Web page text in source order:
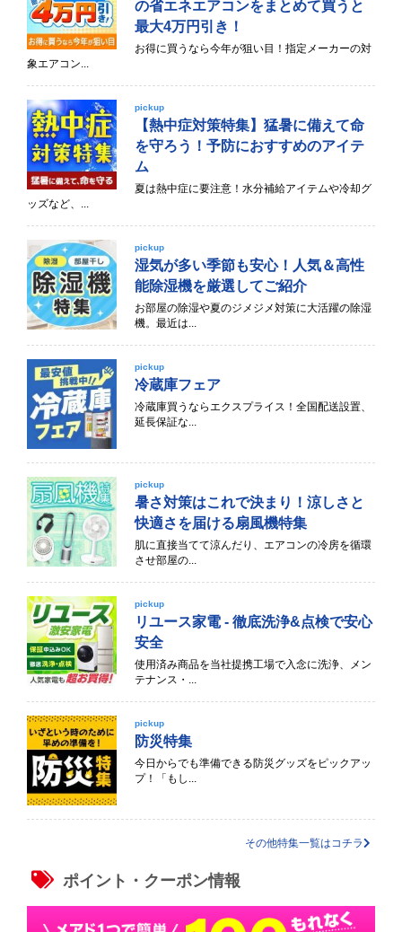
の省エネエアコンをまとめて買うと
最大4万円引き！
お得に買うなら今年が狙い目！指定メーカーの対
象エアコン...
pickup
【熱中症対策特集】猛暑に備えて命
を守ろう！予防におすすめのアイテ
ム
夏は熱中症に要注意！水分補給アイテムや冷却グ
ッズなど、...
pickup
湿気が多い季節も安心！人気＆高性
能除湿機を厳選してご紹介
お部屋の除湿や夏のジメジメ対策に大活躍の除湿
機。最近は...
pickup
冷蔵庫フェア
冷蔵庫買うならエクスプライス！全国配送設置、
延長保証な...
pickup
暑さ対策はこれで決まり！涼しさと
快適さを届ける扇風機特集
肌に直接当てて涼んだり、エアコンの冷房を循環
させ部屋の...
pickup
リユース家電 - 徹底洗浄&点検で安心
安全
使用済み商品を当社提携工場で入念に洗浄、メン
テナンス・...
pickup
防災特集
今日からでも準備できる防災グッズをピックアッ
プ！「もし...
その他特集一覧はコチラ
ポイント・クーポン情報